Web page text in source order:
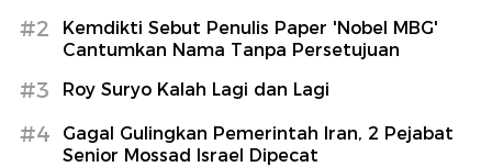
#2
Kemdikti Sebut Penulis Paper 'Nobel MBG'
Cantumkan Nama Tanpa Persetujuan
#3 Roy Suryo Kalah Lagi dan Lagi
#4
Gagal Gulingkan Pemerintah Iran, 2 Pejabat
Senior Mossad Israel Dipecat